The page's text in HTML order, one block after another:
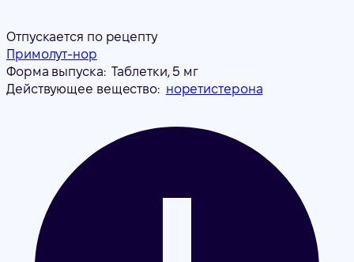
Отпускается по рецепту
Примолут-нор
Форма выпуска: Таблетки, 5 мг
Действующее вещество: норетистерона